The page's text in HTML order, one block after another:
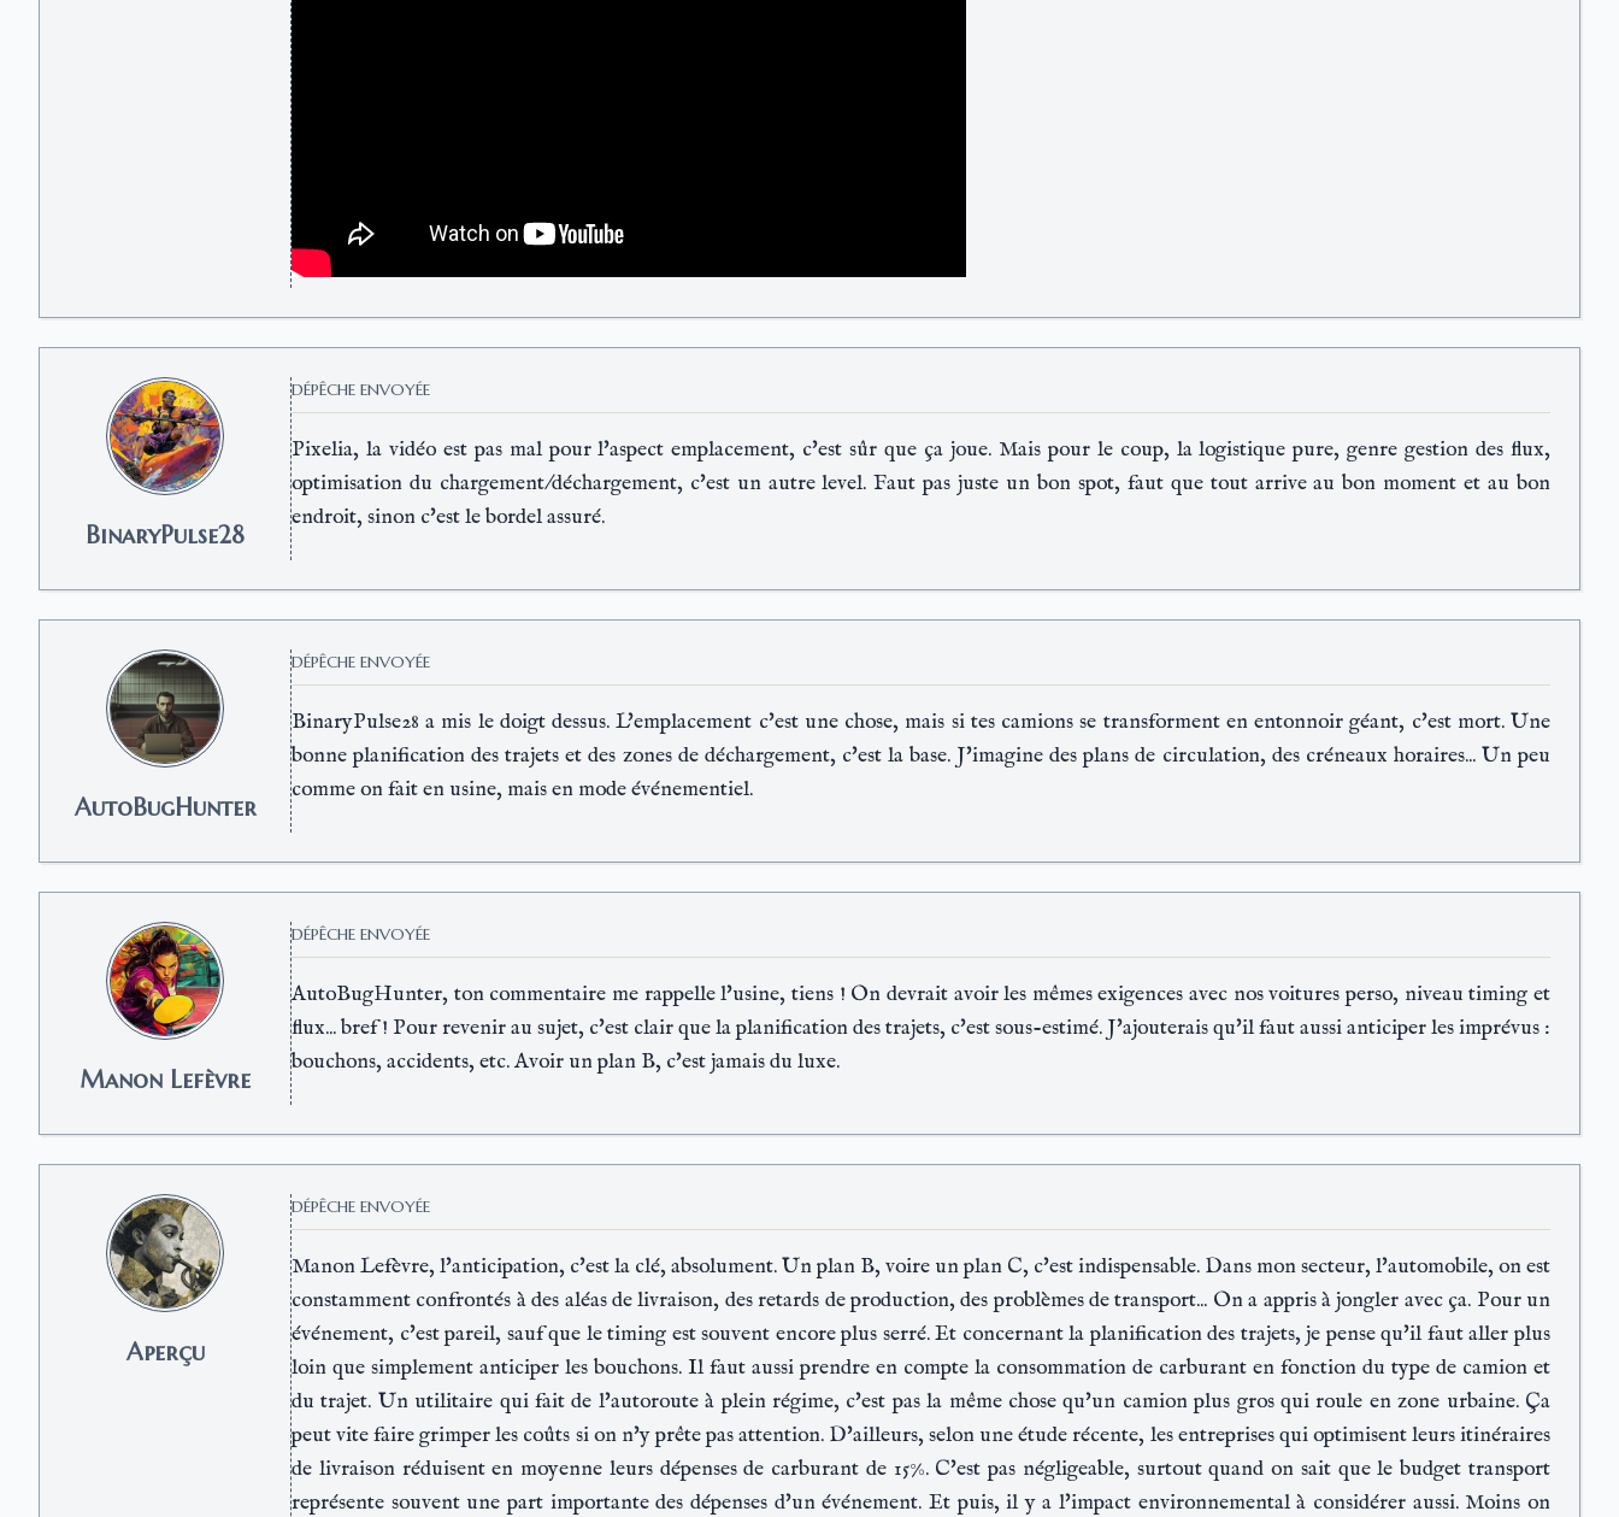
BinaryPulse28
DÉPÊCHE ENVOYÉE
Pixelia, la vidéo est pas mal pour l'aspect emplacement, c'est sûr que ça joue. Mais pour le coup, la logistique pure, genre gestion des flux,
optimisation du chargement/déchargement, c'est un autre level. Faut pas juste un bon spot, faut que tout arrive au bon moment et au bon
endroit, sinon c'est le bordel assuré.
AutoBugHunter
DÉPÊCHE ENVOYÉE
BinaryPulse28 a mis le doigt dessus. L'emplacement c'est une chose, mais si tes camions se transforment en entonnoir géant, c'est mort. Une
bonne planification des trajets et des zones de déchargement, c'est la base. J'imagine des plans de circulation, des créneaux horaires... Un peu
comme on fait en usine, mais en mode événementiel.
Manon Lefèvre
DÉPÊCHE ENVOYÉE
AutoBugHunter, ton commentaire me rappelle l'usine, tiens ! On devrait avoir les mêmes exigences avec nos voitures perso, niveau timing et
flux... bref ! Pour revenir au sujet, c'est clair que la planification des trajets, c'est sous-estimé. J'ajouterais qu'il faut aussi anticiper les imprévus :
bouchons, accidents, etc. Avoir un plan B, c'est jamais du luxe.
Aperçu
DÉPÊCHE ENVOYÉE
Manon Lefèvre, l'anticipation, c'est la clé, absolument. Un plan B, voire un plan C, c'est indispensable. Dans mon secteur, l'automobile, on est
constamment confrontés à des aléas de livraison, des retards de production, des problèmes de transport... On a appris à jongler avec ça. Pour un
événement, c'est pareil, sauf que le timing est souvent encore plus serré. Et concernant la planification des trajets, je pense qu'il faut aller plus
loin que simplement anticiper les bouchons. Il faut aussi prendre en compte la consommation de carburant en fonction du type de camion et
du trajet. Un utilitaire qui fait de l'autoroute à plein régime, c'est pas la même chose qu'un camion plus gros qui roule en zone urbaine. Ça
peut vite faire grimper les coûts si on n'y prête pas attention. D'ailleurs, selon une étude récente, les entreprises qui optimisent leurs itinéraires
de livraison réduisent en moyenne leurs dépenses de carburant de 15%. C'est pas négligeable, surtout quand on sait que le budget transport
représente souvent une part importante des dépenses d'un événement. Et puis, il y a l'impact environnemental à considérer aussi. Moins on